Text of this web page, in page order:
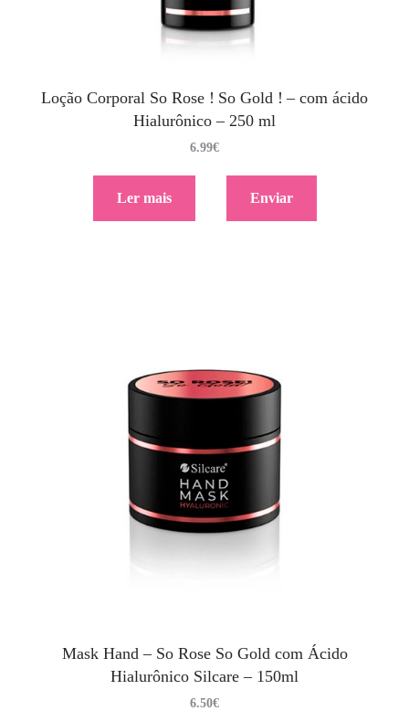
Loção Corporal So Rose ! So Gold ! – com ácido
Hialurônico – 250 ml
6.99€
Ler mais Enviar
Mask Hand – So Rose So Gold com Ácido
Hialurônico Silcare – 150ml
6.50€